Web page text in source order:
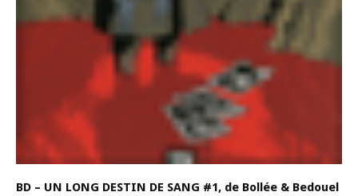
BD – UN LONG DESTIN DE SANG #1, de Bollée & Bedouel